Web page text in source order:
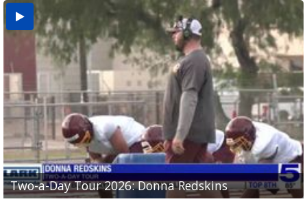
Two-a-Day Tour 2026: Donna Redskins
Two-a-Day Tour 2026: Brownsville Pace Vikings
Two-a-Day Tour 2026: La Joya Coyotes
Two-a-Day Tour 2026: Rio Hondo Bobcats
Two-a-Day Tour 2026: Brownsville St. Joseph
Bloodhounds